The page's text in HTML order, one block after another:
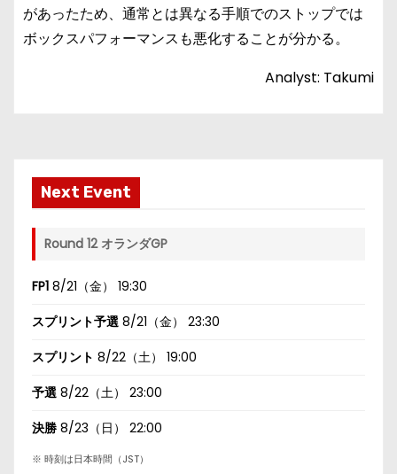
があったため、通常とは異なる手順でのストップでは
ボックスパフォーマンスも悪化することが分かる。
Analyst: Takumi
Next Event
Round 12 オランダGP
FP1 8/21（金） 19:30
スプリント予選 8/21（金） 23:30
スプリント 8/22（土） 19:00
予選 8/22（土） 23:00
決勝 8/23（日） 22:00
※ 時刻は日本時間（JST）